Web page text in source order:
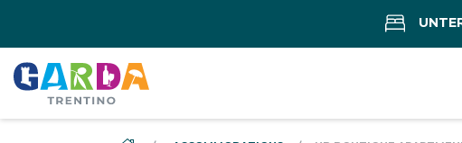
DS_BREADCRUMB.HOME